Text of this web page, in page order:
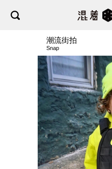
潮流街拍
Snap